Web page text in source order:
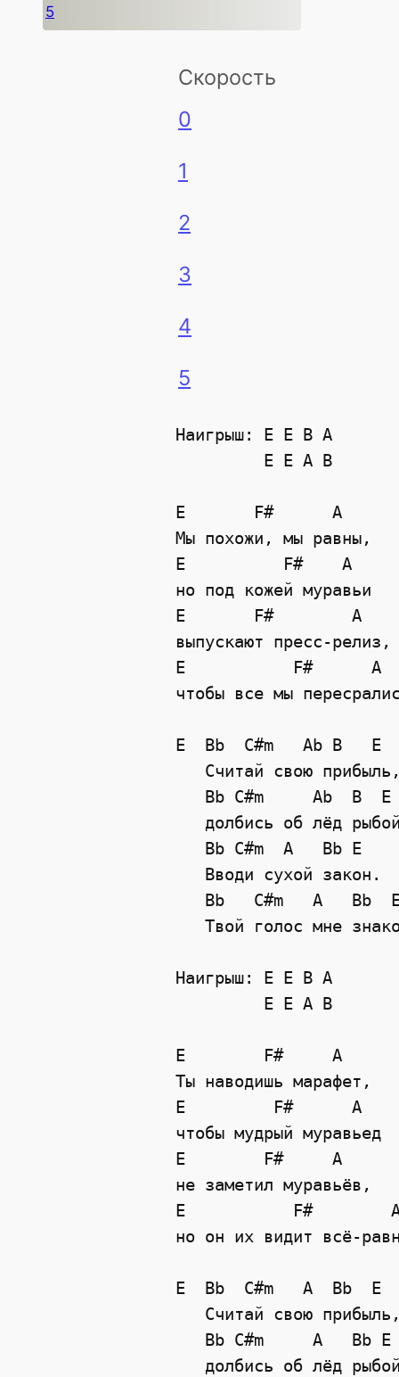
5
Скорость
0
1
2
3
4
5
Наигрыш: E E B A
         E E A B
E       F#      A
Мы похожи, мы равны,
E          F#    A
но под кожей муравьи
E       F#        A
выпускают пресс-релиз,
E           F#      A
чтобы все мы
E  Bb  C#m   Ab B   E
Считай свою
   Bb C#m     Ab  B  E
долбись об лёд
   Bb C#m  A   Bb E
   Вводи сухой закон.
Bb   C#m   A   Bb
Твой голос мне
Наигрыш: E E B A
         E E A B
E        F#     A
Ты наводишь марафет,
E         F#      A
чтобы мудрый муравьед
E        F#     A
не заметил муравьёв,
E           F#
но он их видит всё-
E  Bb  C#m   A  Bb  E
Считай свою
   Bb C#m     A   Bb E
долбись об лёд